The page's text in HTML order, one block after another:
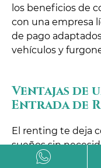
los beneficios de
con una empresa
de pago
vehículos y
Ventajas de
Entrada de
El renting te deja
sueños sin
entrada.